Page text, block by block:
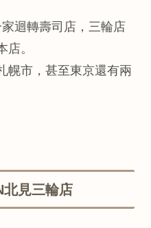
迴轉壽司店，三輪店
。
幌市，甚至東京還有兩
北見三輪店